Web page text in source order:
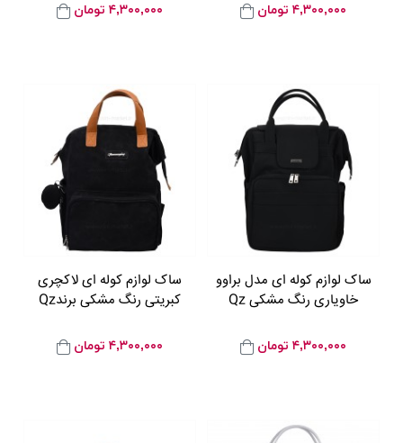
۴,۳۰۰,۰۰۰ تومان ۴,۳۰۰,۰۰۰ تومان
ساک لوازم کوله ای مدل براوو
خاویاری رنگ مشکی Qz
۴,۳۰۰,۰۰۰ تومان
ساک لوازم کوله ای لاکچری
کبریتی رنگ مشکی برندQz
۴,۳۰۰,۰۰۰ تومان